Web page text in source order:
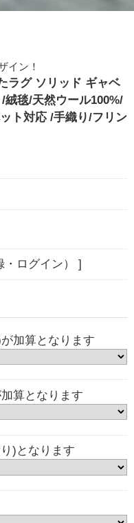
イン！
ラグ ソリッド ギャベ
毯/天然ウール100%/
ト対応 /手織り/フリン
・ログイン） ]
加算となります
算となります
)となります